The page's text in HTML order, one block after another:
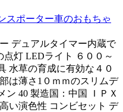
スポーター車のおもちゃ
デュアルタイマー内蔵で
灯 LEDライト ６００～
水草の育成に有効な４０
は薄さ1０ｍｍのスリムデ
ン 40 製造国：中国 ＩＰＸ
い演色性 コンビセット デ